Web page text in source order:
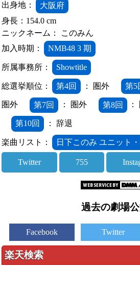
出身地：
大阪府
身長：154.0 cm
ニックネーム： このみん
加入時期：
NMB48 3 期
所属事務所： Showtitle
総選挙順位： 第4回 ： 圏外 第5
圏外 第7回 ： 圏外 第8回
第10回 ： 辞退
楽曲リスト： 日下このみ ユニット
Twitter 755
過去の劇場
Facebook Twitter
楽天検索